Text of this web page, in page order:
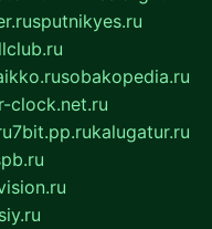
sputnikyes.ru
sobakopedia.ru
clock.net.ru
7bit.pp.rukalugatur.ru